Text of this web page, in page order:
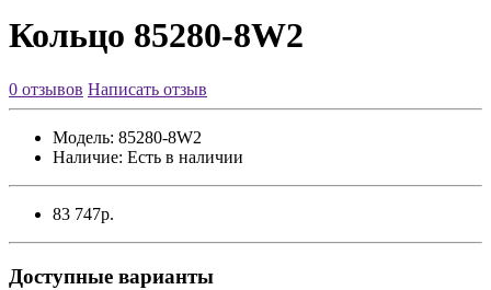
Кольцо 85280-8W2
0 отзывов Написать отзыв
Модель: 85280-8W2
Наличие: Есть в наличии
83 747р.
Доступные варианты